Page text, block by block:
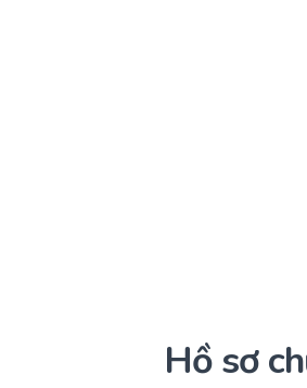
Hồ sơ